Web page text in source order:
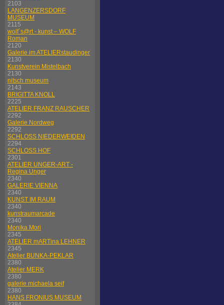
2103
LANGENZERSDORF
MUSEUM
2115
wolf´s@rt - kunst – WOLF
Roman
2120
Galerie im ATELIERstaudinger
2130
Kunstverein Mistelbach
2130
nitsch museum
2143
BRIGITTA KNOLL
2225
ATELIER FRANZ RAUSCHER
2292
Galerie Nordweg
2292
SCHLOSS NIEDERWEIDEN
2294
SCHLOSS HOF
2301
ATELIER UNGER-ART -
Regina Unger
2340
GALERIE VIENNA
2340
KUNST IM RAUM
2340
kunstraumarcade
2340
Monika Mori
2345
ATELIER mARTina LEHNER
2345
Atelier BUNKA-PEKLAR
2380
Atelier MERK
2380
galerie michaela seif
2380
HANS FRONIUS MUSEUM